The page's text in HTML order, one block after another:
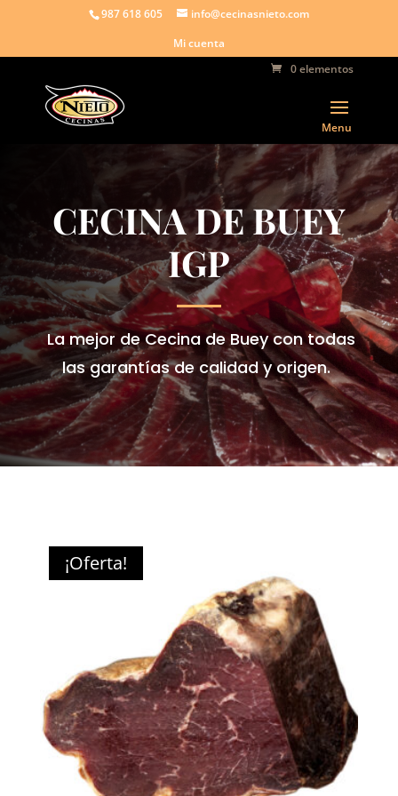
987 618 605
info@cecinasnieto.com
Mi cuenta
0 elementos
CECINA DE BUEY
IGP
La mejor de Cecina de Buey con todas
las garantías de calidad y origen.
¡Oferta!